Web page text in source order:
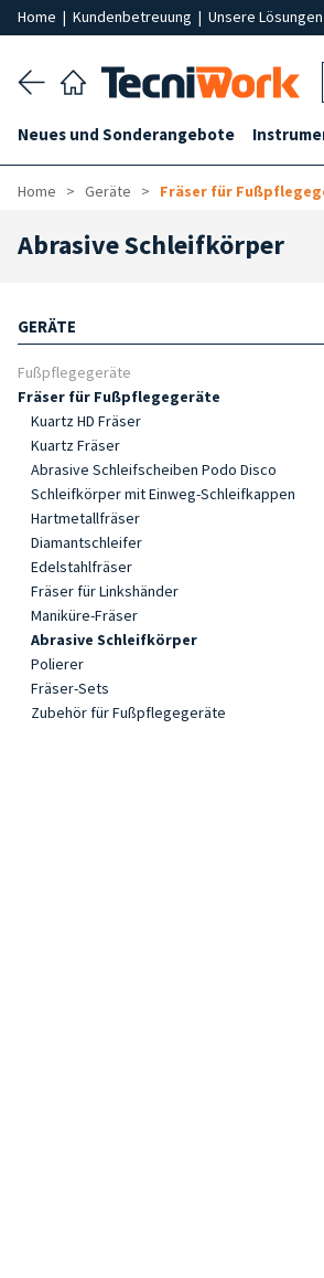
Home | Kundenbetreuung | Unsere Lösungen
Neues und Sonderangebote
Home Geräte Fräser für
Abrasive Schleifkörper
GERÄTE
Fußpflegegeräte
Fräser für Fußpflegegeräte
Kuartz HD Fräser
Kuartz Fräser
Abrasive Schleifscheiben Podo Disco
Schleifkörper mit Einweg-Schleifkappen
Hartmetallfräser
Diamantschleifer
Edelstahlfräser
Fräser für Linkshänder
Maniküre-Fräser
Abrasive Schleifkörper
Polierer
Fräser-Sets
Zubehör für Fußpflegegeräte